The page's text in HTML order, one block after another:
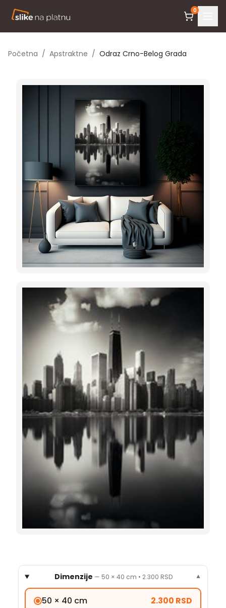
0
Početna / Apstraktne / Odraz Crno-Belog Grada
Dimenzije — 50 × 40 cm • 2.300 RSD ▼
50 × 40 cm 2.300 RSD